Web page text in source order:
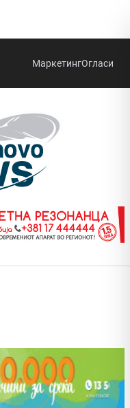
МаркетингОгласи